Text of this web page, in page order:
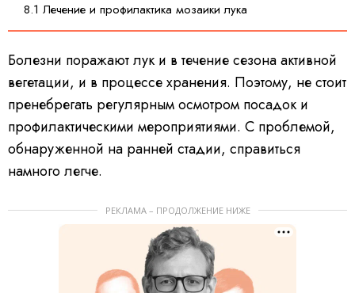
8.1 Лечение и профилактика мозаики лука
Болезни поражают лук и в течение сезона активной
вегетации, и в процессе хранения. Поэтому, не стоит
пренебрегать регулярным осмотром посадок и
профилактическими мероприятиями. С проблемой,
обнаруженной на ранней стадии, справиться
намного легче.
РЕКЛАМА – ПРОДОЛЖЕНИЕ НИЖЕ